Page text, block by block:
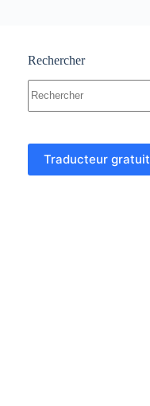
–
–
TP
Rechercher
résultat
Traducteur gratuit